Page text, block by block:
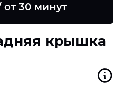
от 30 минут
крышка